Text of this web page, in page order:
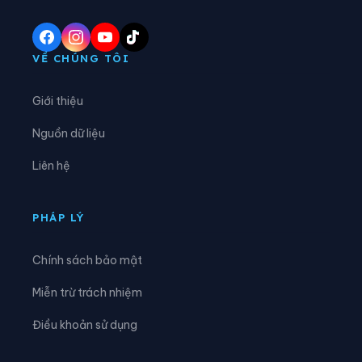
Xã Bù Gia Mập
Xã Đa Kia
Xã Hưng Phước
VỀ CHÚNG TÔI
Giới thiệu
Nguồn dữ liệu
Liên hệ
PHÁP LÝ
Chính sách bảo mật
Miễn trừ trách nhiệm
Điều khoản sử dụng